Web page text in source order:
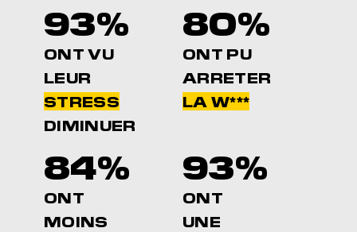
93%
ONT VU
LEUR
STRESS
DIMINUER
80%
ONT PU
ARRETER
LA W***
84%
ONT
MOINS
93%
ONT
UNE